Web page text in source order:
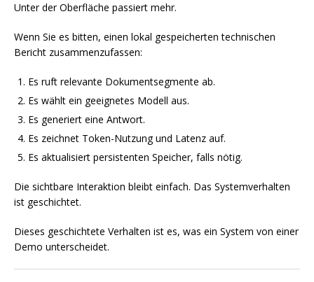
Unter der Oberfläche passiert mehr.
Wenn Sie es bitten, einen lokal gespeicherten technischen
Bericht zusammenzufassen:
Es ruft relevante Dokumentsegmente ab.
Es wählt ein geeignetes Modell aus.
Es generiert eine Antwort.
Es zeichnet Token-Nutzung und Latenz auf.
Es aktualisiert persistenten Speicher, falls nötig.
Die sichtbare Interaktion bleibt einfach. Das Systemverhalten
ist geschichtet.
Dieses geschichtete Verhalten ist es, was ein System von einer
Demo unterscheidet.